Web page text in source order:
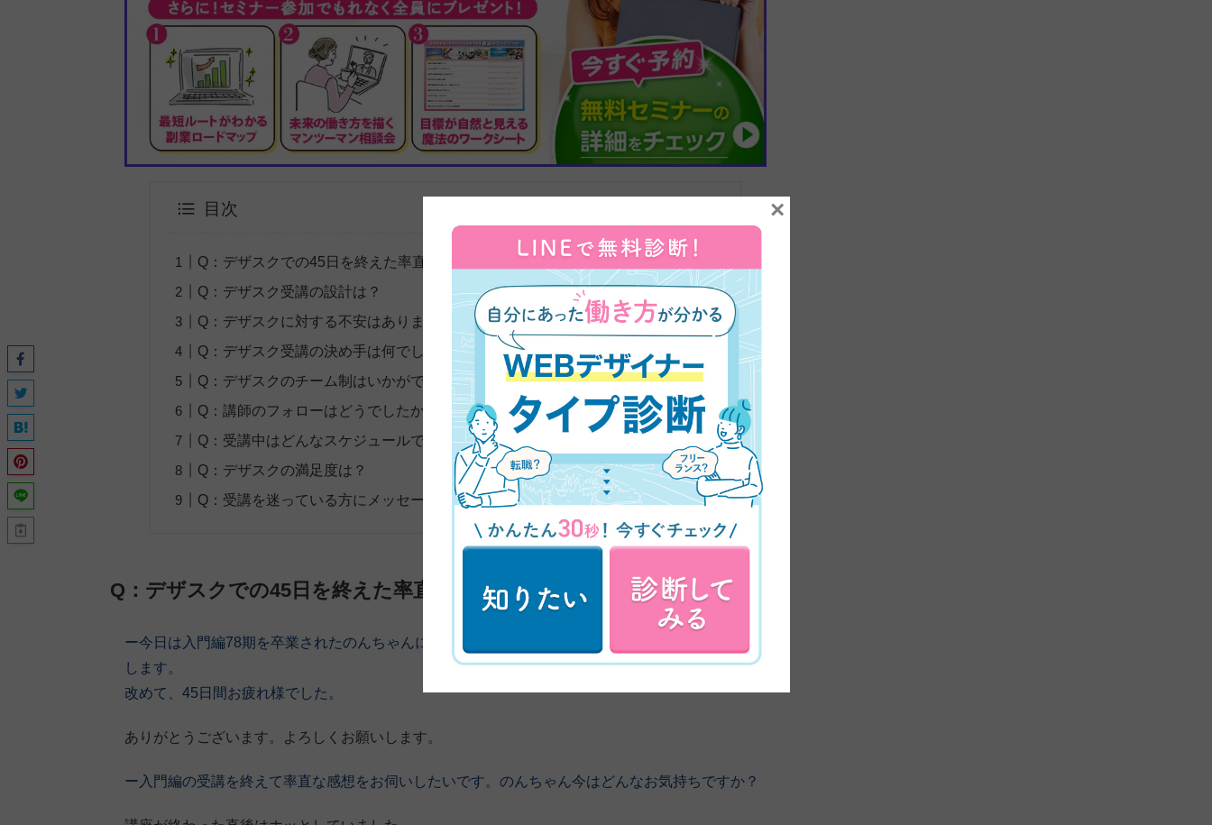
目次
Q：デザスクでの45日を終えた率直な感想は？
Q：デザスク受講の設計は？
Q：デザスクに対する不安はありましたか？
Q：デザスク受講の決め手は何でしたか？
Q：デザスクのチーム制はいかがでしたか？
Q：講師のフォローはどうでしたか？
Q：受講中はどんなスケジュールで過ごしてましたか？
Q：デザスクの満足度は？
Q：受講を迷っている方にメッセージをお願いします。
Q：デザスクでの45日を終えた率直な感想は？
ー今日は入門編78期を卒業されたのんちゃんに来ていただきました〜！のんちゃんよろしくお願い
します。
改めて、45日間お疲れ様でした。
ありがとうございます。よろしくお願いします。
ー入門編の受講を終えて率直な感想をお伺いしたいです。のんちゃん今はどんなお気持ちですか？
×